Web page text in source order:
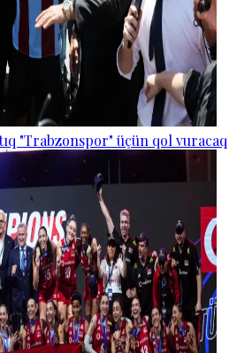
"Trabzonspor" üçün qol vuracaq